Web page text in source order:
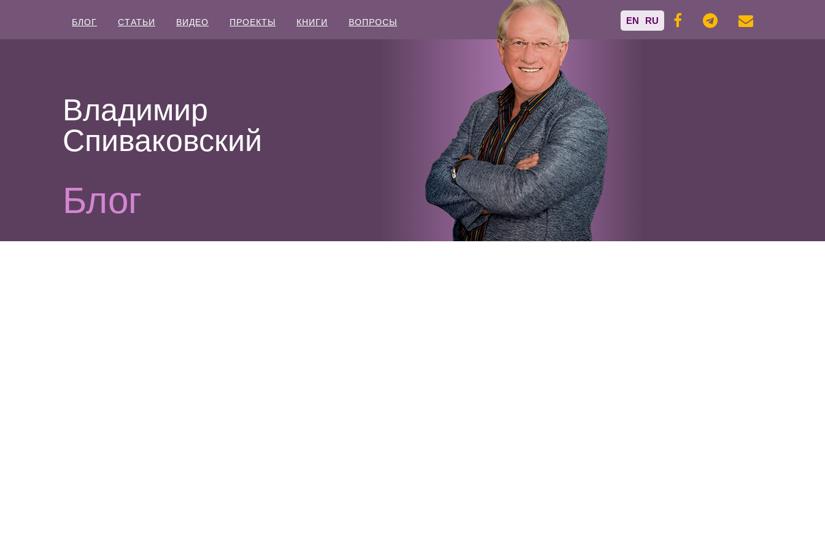
БЛОГ СТАТЬИ ВИДЕО ПРОЕКТЫ КНИГИ ВОПРОСЫ EN RU
Владимир
Спиваковский
Блог